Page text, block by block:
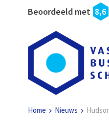
Beoordeeld met 8,6
Home Nieuws